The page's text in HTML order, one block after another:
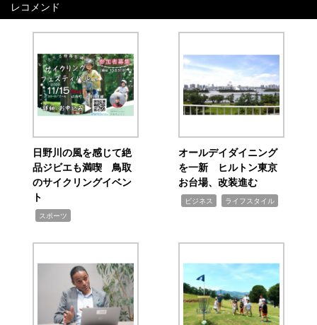
レコメンド
日野川の風を感じて絶
品ジビエも満喫 鳥取
のサイクリングイベン
ト
スポーツ
オールデイダイニング
を一新 ヒルトン東京
お台場、改装進む
ビジネス ライフスタイル